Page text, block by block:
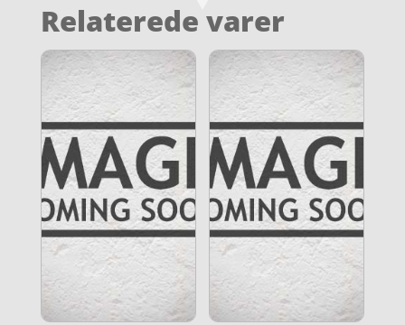
Relaterede varer